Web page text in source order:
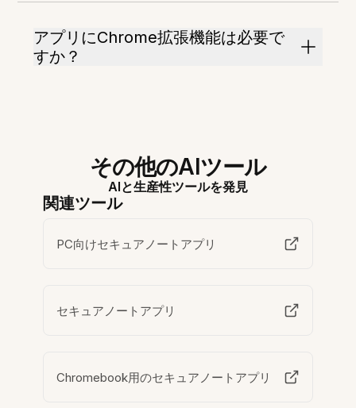
アプリにChrome拡張機能は必要で
すか？
その他のAIツール
AIと生産性ツールを発見
関連ツール
PC向けセキュアノートアプリ
セキュアノートアプリ
Chromebook用のセキュアノートアプリ